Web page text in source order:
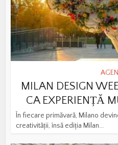
MILAN DESIGN
CA EXPERIENȚĂ
În fiecare primăvară, Milano
creativității, însă ediția Milan...